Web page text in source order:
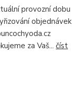
provozní dobu
objednávek
za Vaš... číst